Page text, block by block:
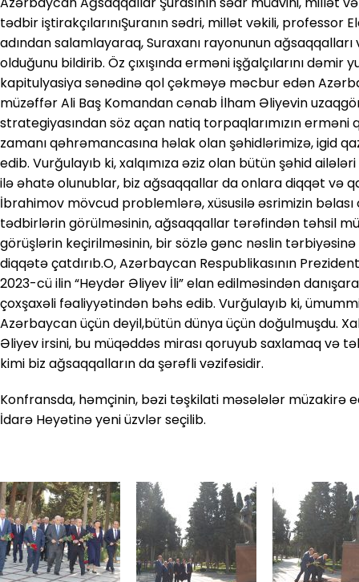
tədbir iştirakçılarınıŞuranın sədri, millət vəkili, professor
adından salamlayaraq, Suraxanı rayonunun
olduğunu bildirib. Öz çıxışında erməni işğalçılarını
kapitulyasiya sənədinə qol çəkməyə məcbur edən
müzəffər Ali Baş Komandan cənab İlham Əliyevin
strategiyasından söz açan natiq torpaqlarımızın erməni
zamanı qəhrəmancasına həlak olan şəhidlərimizə, igid
edib. Vurğulayıb ki, xalqımıza əziz olan bütün şəhid
ilə əhatə olunublar, biz ağsaqqallar da onlara diqqət və
İbrahimov mövcud problemlərə, xüsusilə əsrimizin
tədbirlərin görülməsinin, ağsaqqallar tərəfindən təhsil
görüşlərin keçirilməsinin, bir sözlə gənc nəslin
diqqətə çatdırıb.O, Azərbaycan Respublikasının
2023-cü ilin “Heydər Əliyev İli” elan edilməsindən
çoxşaxəli fəaliyyətindən bəhs edib. Vurğulayıb ki,
Azərbaycan üçün deyil,bütün dünya üçün doğulmuşdu.
Əliyev irsini, bu müqəddəs mirası qoruyub saxlamaq və
kimi biz ağsaqqalların da şərəfli vəzifəsidir.
Konfransda, həmçinin, bəzi təşkilati məsələlər müzakirə
İdarə Heyətinə yeni üzvlər seçilib.